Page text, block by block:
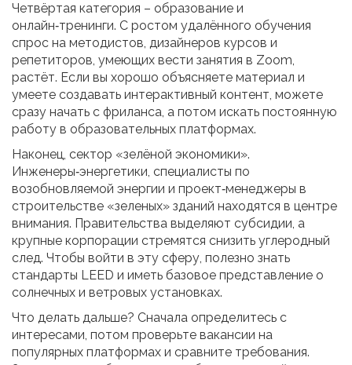
Четвёртая категория – образование и
онлайн‑тренинги. С ростом удалённого обучения
спрос на методистов, дизайнеров курсов и
репетиторов, умеющих вести занятия в Zoom,
растёт. Если вы хорошо объясняете материал и
умеете создавать интерактивный контент, можете
сразу начать с фриланса, а потом искать постоянную
работу в образовательных платформах.
Наконец, сектор «зелёной экономики».
Инженеры‑энергетики, специалисты по
возобновляемой энергии и проект‑менеджеры в
строительстве «зеленых» зданий находятся в центре
внимания. Правительства выделяют субсидии, а
крупные корпорации стремятся снизить углеродный
след. Чтобы войти в эту сферу, полезно знать
стандарты LEED и иметь базовое представление о
солнечных и ветровых установках.
Что делать дальше? Сначала определитесь с
интересами, потом проверьте вакансии на
популярных платформах и сравните требования.